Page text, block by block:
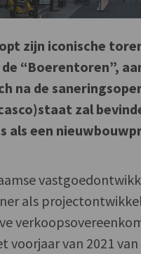
zijn iconische
de “Boerentoren”,
na de
zal
als een
als
voorjaar van 2021